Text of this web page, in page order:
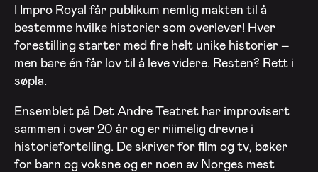
I Impro Royal får publikum nemlig makten til å
bestemme hvilke historier som overlever! Hver
forestilling starter med fire helt unike historier –
men bare én får lov til å leve videre. Resten? Rett i
søpla.
Ensemblet på Det Andre Teatret har improvisert
sammen i over 20 år og er riiimelig drevne i
historiefortelling. De skriver for film og tv, bøker
for barn og voksne og er noen av Norges mest